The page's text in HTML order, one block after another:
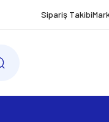
Sipariş Takibi